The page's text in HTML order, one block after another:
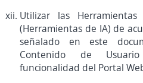
Utilizar las
(Herramientas de IA) de
señalado en este
Contenido de
funcionalidad del Portal